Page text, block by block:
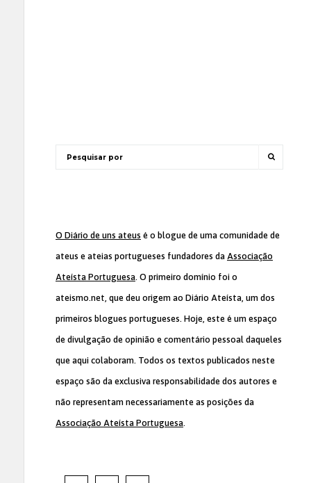
O Diário de uns ateus é o blogue de uma comunidade de
ateus e ateias portugueses fundadores da Associação
Ateísta Portuguesa. O primeiro domínio foi o
ateismo.net, que deu origem ao Diário Ateísta, um dos
primeiros blogues portugueses. Hoje, este é um espaço
de divulgação de opinião e comentário pessoal daqueles
que aqui colaboram. Todos os textos publicados neste
espaço são da exclusiva responsabilidade dos autores e
não representam necessariamente as posições da
Associação Ateísta Portuguesa.